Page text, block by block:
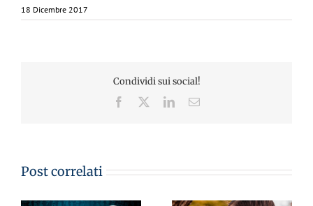
18 Dicembre 2017
Condividi sui social!
Facebook LinkedInEmail
Post correlati